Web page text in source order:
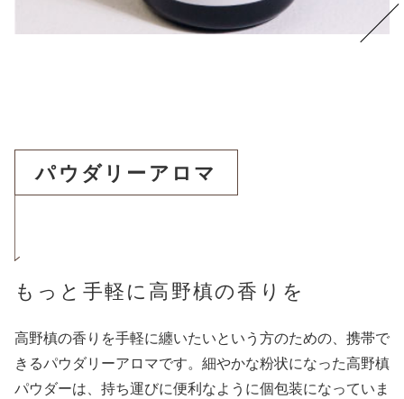
パウダリーアロマ
もっと手軽に高野槙の香りを
高野槙の香りを手軽に纏いたいという方のための、携帯で
きるパウダリーアロマです。細やかな粉状になった高野槙
パウダーは、持ち運びに便利なように個包装になっていま